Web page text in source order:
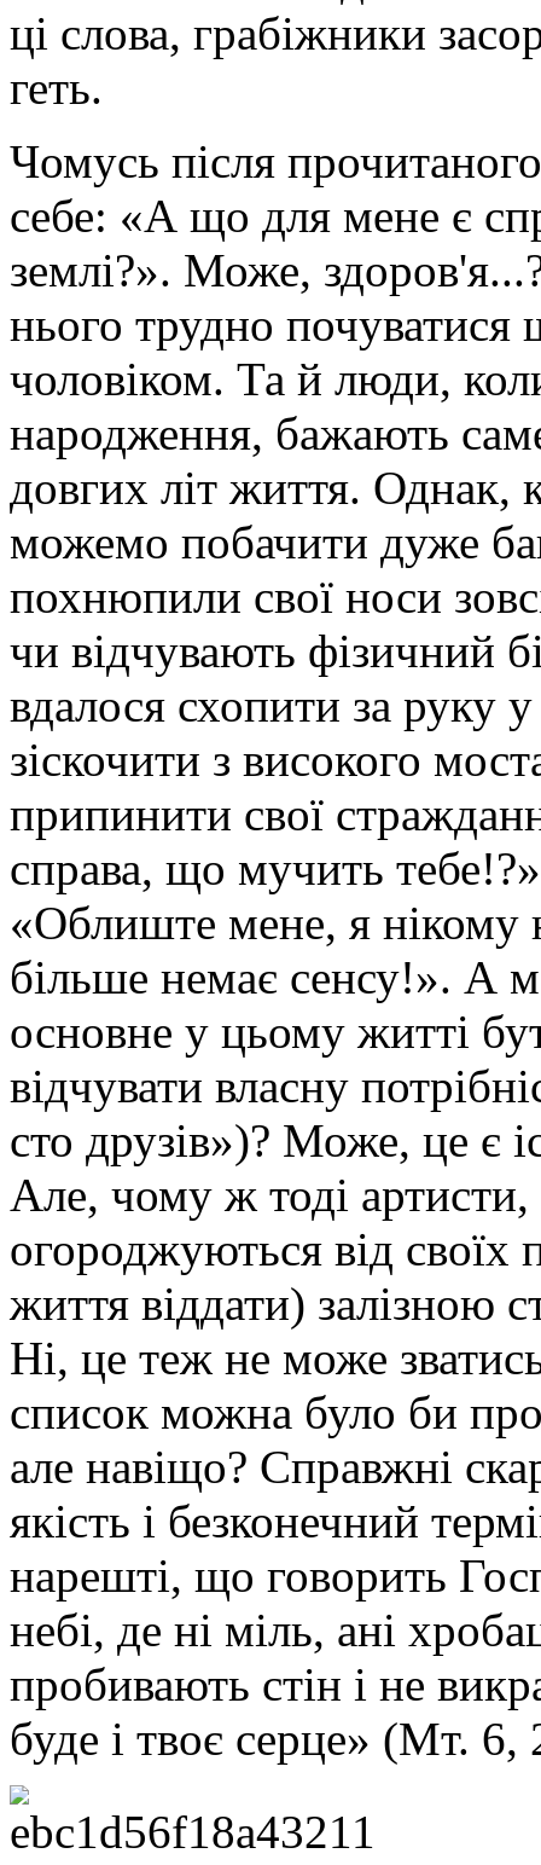
ці слова, грабіжники
геть.
Чомусь після
себе: «А що для мене є
землі?». Може,
нього трудно
чоловіком. Та й люди,
народження, бажають
довгих літ життя. Однак,
можемо побачити дуже
похнюпили свої носи
чи відчувають фізичний
вдалося схопити за руку
зіскочити з високого
припинити свої
справа, що мучить
«Облиште мене, я нікому
більше немає сенсу!». А
основне у цьому житті
відчувати власну
сто друзів»)? Може, це є
Але, чому ж тоді артисти,
огороджуються від своїх
життя віддати) залізною
Ні, це теж не може
список можна було би
але навіщо? Справжні
якість і безконечний
нарешті, що говорить
небі, де ні міль, ані
пробивають стін і не
буде і твоє серце» (Мт.